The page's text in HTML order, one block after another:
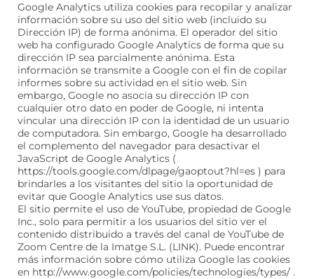
Google Analytics utiliza cookies para recopilar y analizar
información sobre su uso del sitio web (incluido su
Dirección IP) de forma anónima. El operador del sitio
web ha configurado Google Analytics de forma que su
dirección IP sea parcialmente anónima. Esta
información se transmite a Google con el fin de copilar
informes sobre su actividad en el sitio web. Sin
embargo, Google no asocia su dirección IP con
cualquier otro dato en poder de Google, ni intenta
vincular una dirección IP con la identidad de un usuario
de computadora. Sin embargo, Google ha desarrollado
el complemento del navegador para desactivar el
JavaScript de Google Analytics (
https://tools.google.com/dlpage/gaoptout?hl=es ) para
brindarles a los visitantes del sitio la oportunidad de
evitar que Google Analytics use sus datos.
El sitio permite el uso de YouTube, propiedad de Google
Inc., solo para permitir a los usuarios del sitio ver el
contenido distribuido a través del canal de YouTube de
Zoom Centre de la Imatge S.L. (LINK). Puede encontrar
más información sobre cómo utiliza Google las cookies
en http://www.google.com/policies/technologies/types/ .